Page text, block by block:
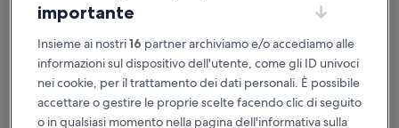
6 ago - 7 ago
7 ago - 8 ago
7 ago - 9 ago
14 ago - 16 ago
Opzioni consigliate Prezzo più basso
importante
Insieme ai nostri16 partner archiviamo e/o accediamo alle
informazioni sul dispositivo dell'utente, come gli ID univoci
nei cookie, per il trattamento dei dati personali. È possibile
accettare o gestire le proprie scelte facendo clic di seguito
o in qualsiasi momento nella pagina dell'informativa sulla